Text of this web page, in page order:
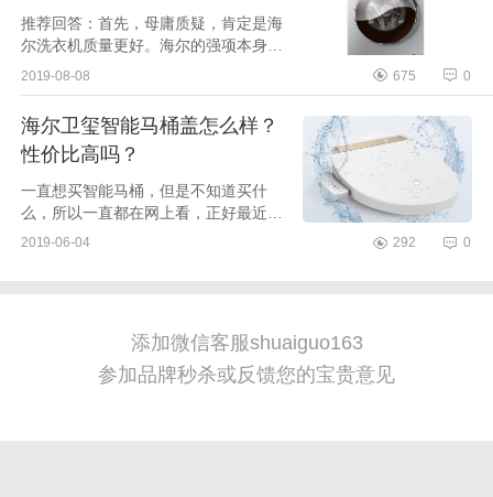
推荐回答：首先，母庸质疑，肯定是海
尔洗衣机质量更好。海尔的强项本身就
是冰箱洗衣机，加上海尔成熟的服务和
业，是当之无愧的老大。格力...
2019-08-08 675 0
海尔卫玺智能马桶盖怎么样？
性价比高吗？
一直想买智能马桶，但是不知道买什
么，所以一直都在网上看，正好最近看
见了海尔卫玺智能马桶盖，我家买的是
2019-06-04 292 0
添加微信客服shuaiguo163
参加品牌秒杀或反馈您的宝贵意见